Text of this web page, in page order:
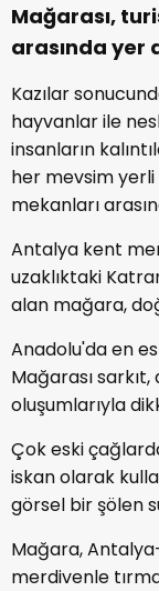
Mağarası,
arasında yer
Kazılar
hayvanlar ile
insanların
her mevsim
mekanları
Antalya kent
uzaklıktaki
alan mağara,
Anadolu'da en
Mağarası
oluşumlarıyla
Çok eski
iskan olarak
görsel bir şölen
Mağara,
merdivenle